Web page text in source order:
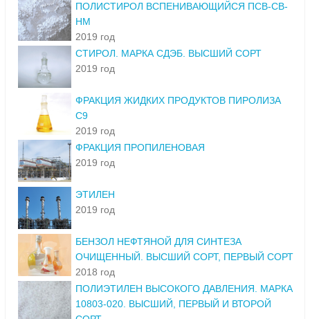
ПОЛИСТИРОЛ ВСПЕНИВАЮЩИЙСЯ ПСВ-СВ-
НМ
2019 год
СТИРОЛ. МАРКА СДЭБ. ВЫСШИЙ СОРТ
2019 год
ФРАКЦИЯ ЖИДКИХ ПРОДУКТОВ ПИРОЛИЗА
С9
2019 год
ФРАКЦИЯ ПРОПИЛЕНОВАЯ
2019 год
ЭТИЛЕН
2019 год
БЕНЗОЛ НЕФТЯНОЙ ДЛЯ СИНТЕЗА
ОЧИЩЕННЫЙ. ВЫСШИЙ СОРТ, ПЕРВЫЙ СОРТ
2018 год
ПОЛИЭТИЛЕН ВЫСОКОГО ДАВЛЕНИЯ. МАРКА
10803-020. ВЫСШИЙ, ПЕРВЫЙ И ВТОРОЙ